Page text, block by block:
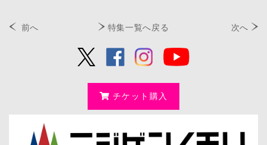
前へ 特集一覧へ戻る 次へ
チケット購入